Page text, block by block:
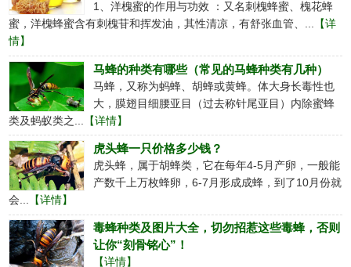
1、洋槐蜜的作用与功效 ：又名刺槐蜂蜜、槐花蜂
蜜，洋槐蜂蜜含有刺槐苷和挥发油，其性清凉，有舒张血管、... 【详
情】
马蜂的种类有哪些（常见的马蜂种类有几种）
马蜂，又称为蚂蜂、胡蜂或黄蜂。体大身长毒性也
大，膜翅目细腰亚目（过去称针尾亚目）内除蜜蜂
类及蚂蚁类之...
【详情】
虎头蜂一只价格多少钱？
虎头蜂，属于胡蜂类，它在每年4-5月产卵，一般能
产数千上万枚蜂卵，6-7月形成成蜂，到了10月份就
会...
【详情】
毒蜂种类及图片大全，切勿招惹这些毒蜂，否则
让你“刻骨铭心”！
【详情】